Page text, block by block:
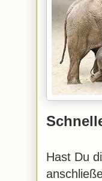
Hast Du